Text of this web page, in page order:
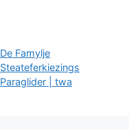
Categories
De Famylje
Steateferkiezings
Paraglider | twa